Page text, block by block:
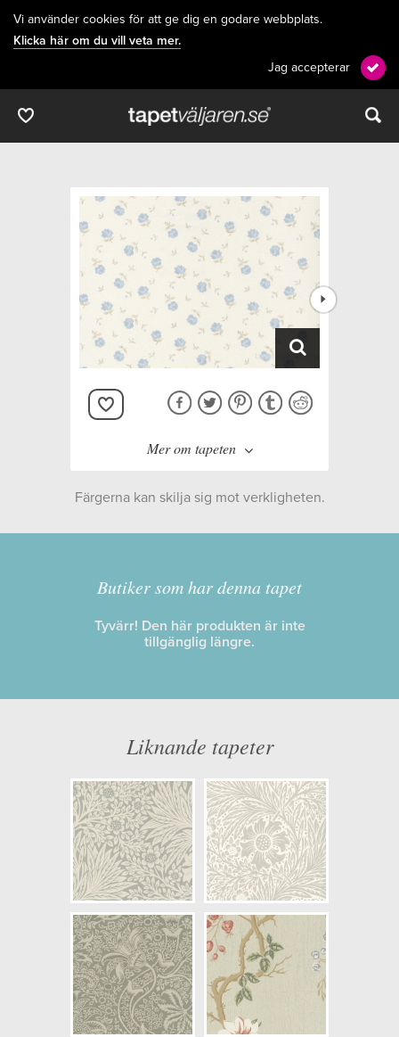
Vi använder cookies för att ge dig en godare webbplats.
Klicka här om du vill veta mer.
Jag accepterar
Mer om tapeten
Kollektion:
Blooming Garden
Information
Opacitet: Låg
Mönsterhöjd: 0,09
Artikelnummer: 4106
NCS Bottenkulör: S0300-N
Färg: Blå, Vitaktig, Beige
Mönster: Blommig,
Småmönstrad
Struktur: Lågstruktur
Cirkapris: 799,00 kr
(Kontakta din färghandlare för
exakt pris.)
Färgerna kan skilja sig mot verkligheten.
Butiker som har denna tapet
Tyvärr! Den här produkten är inte
tillgänglig längre.
Liknande tapeter